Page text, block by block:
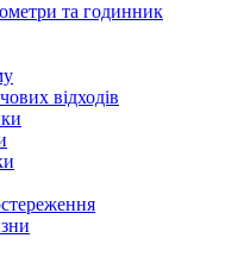
та годинник
відходів